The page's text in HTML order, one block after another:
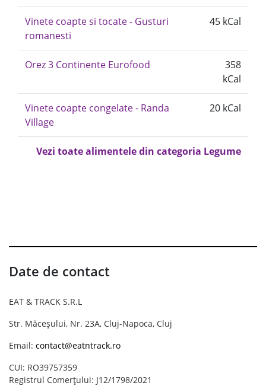
Vinete coapte si tocate - Gusturi
romanesti
45 kCal
Orez 3 Continente Eurofood
358
kCal
Vinete coapte congelate - Randa
Village
20 kCal
Vezi toate alimentele din categoria Legume
Date de contact
EAT & TRACK S.R.L
Str. Măceșului, Nr. 23A, Cluj-Napoca, Cluj
Email: contact@eatntrack.ro
CUI: RO39757359
Registrul Comerțului: J12/1798/2021